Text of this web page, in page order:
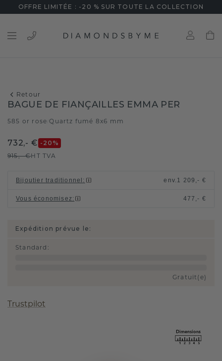
OFFRE LIMITÉE : -20 % SUR TOUTE LA COLLECTION
Retour
BAGUE DE FIANÇAILLES EMMA PER
585 or rose /Quartz fumé 8x6 mm
732,- € -20 %
915,- €HT TVA
Bijoutier traditionnel : env. 1 209,- €
Vous économisez: 477,- €
Expédition prévue le:
Standard :
Gratuit(e)
Trustpilot